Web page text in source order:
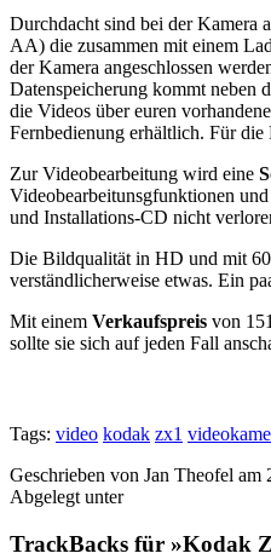
Durchdacht sind bei der Kamera
AA) die zusammen mit einem
der Kamera angeschlossen
Datenspeicherung kommt neben
die Videos über euren
Fernbedienung erhältlich. Für die
Zur Videobearbeitung wird eine
Videobearbeitunsgfunktionen
und Installations-CD nicht
Die Bildqualität in HD und mit 60
verständlicherweise etwas. Ein
Mit einem Verkaufspreis von
sollte sie sich auf jeden Fall
Tags: video kodak zx1
Geschrieben von Jan Theofel
Abgelegt unter
TrackBacks für »Kodak